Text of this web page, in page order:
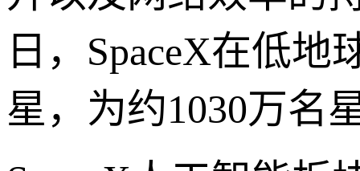
日，SpaceX在低
星，为约1030万名